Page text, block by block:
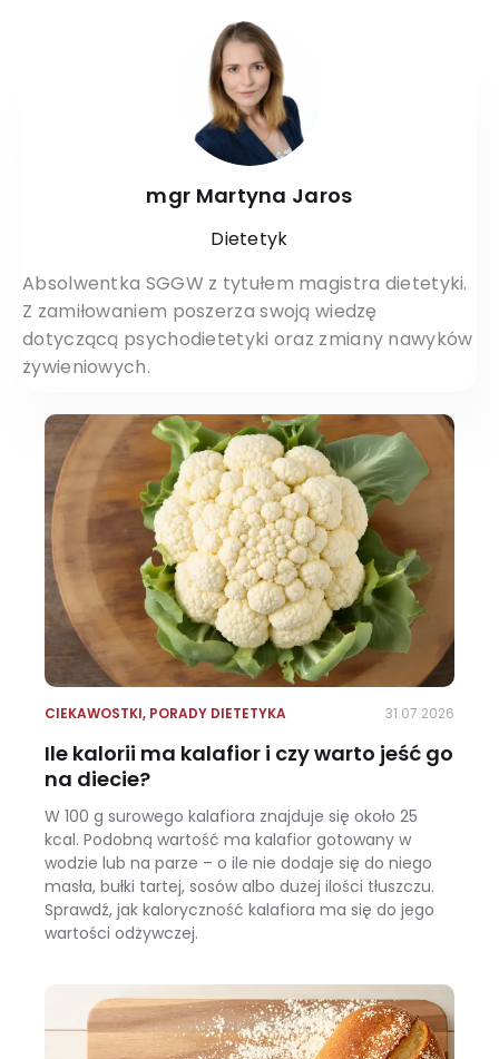
mgr Martyna Jaros
Dietetyk
Absolwentka SGGW z tytułem magistra dietetyki.
Z zamiłowaniem poszerza swoją wiedzę
dotyczącą psychodietetyki oraz zmiany nawyków
żywieniowych.
CIEKAWOSTKI, PORADY DIETETYKA 31.07.2026
Ile kalorii ma kalafior i czy warto jeść go
na diecie?
W 100 g surowego kalafiora znajduje się około 25
kcal. Podobną wartość ma kalafior gotowany w
wodzie lub na parze – o ile nie dodaje się do niego
masła, bułki tartej, sosów albo dużej ilości tłuszczu.
Sprawdź, jak kaloryczność kalafiora ma się do jego
wartości odżywczej.